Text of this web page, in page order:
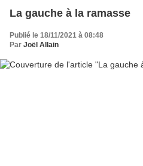
La gauche à la ramasse
Publié le 18/11/2021 à 08:48
Par Joël Allain